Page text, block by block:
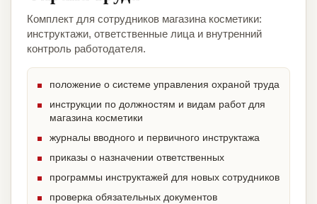
Комплект для сотрудников магазина косметики:
инструктажи, ответственные лица и внутренний
контроль работодателя.
положение о системе управления охраной труда
инструкции по должностям и видам работ для
магазина косметики
журналы вводного и первичного инструктажа
приказы о назначении ответственных
программы инструктажей для новых сотрудников
проверка обязательных документов